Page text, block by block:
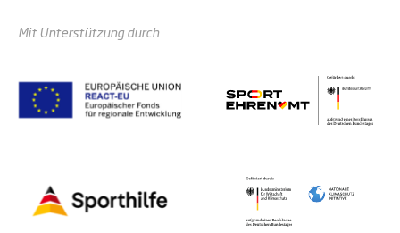
Mit Unterstützung durch